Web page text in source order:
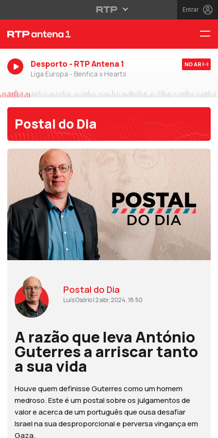
Entrar
Desporto - RTP Antena 1
Liga Europa - Benfica x Hearts
NO AR
Postal do Dia
Postal do Dia
Luís Osório | 2 abr, 2024, 18:50
A razão que leva António
Guterres a arriscar tanto
a sua vida
Houve quem definisse Guterres como um homem
medroso. Este é um postal sobre os julgamentos de
valor e acerca de um português que ousa desafiar
Israel na sua desproporcional e perversa vingança em
Gaza.